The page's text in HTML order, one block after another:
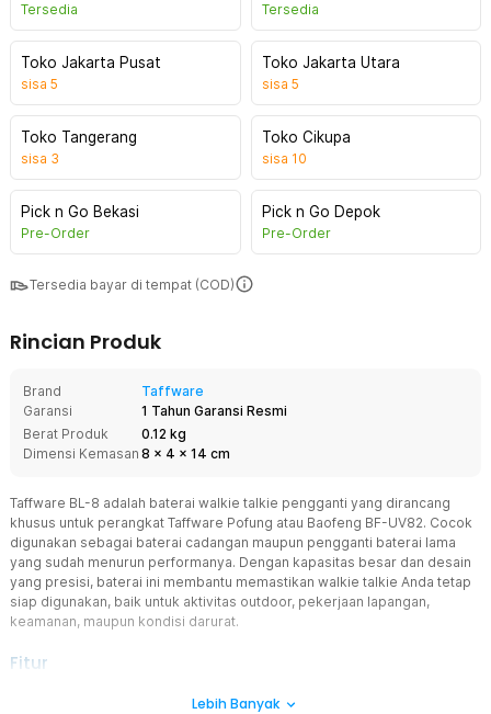
Tersedia Tersedia
Toko Jakarta Pusat
sisa 5
Toko Jakarta Utara
sisa 5
Toko Tangerang
sisa 3
Toko Cikupa
sisa 10
Pick n Go Bekasi
Pre-Order
Pick n Go Depok
Pre-Order
Tersedia bayar di tempat (COD)
Rincian Produk
Brand
Taffware
Garansi
1 Tahun Garansi Resmi
Berat Produk
0.12 kg
Dimensi Kemasan 8 x 4 x 14 cm
Taffware BL-8 adalah baterai walkie talkie pengganti yang dirancang
khusus untuk perangkat Taffware Pofung atau Baofeng BF-UV82. Cocok
digunakan sebagai baterai cadangan maupun pengganti baterai lama
yang sudah menurun performanya. Dengan kapasitas besar dan desain
yang presisi, baterai ini membantu memastikan walkie talkie Anda tetap
siap digunakan, baik untuk aktivitas outdoor, pekerjaan lapangan,
keamanan, maupun kondisi darurat.
Fitur
Desain Setara Baterai OriginalLebih Banyak